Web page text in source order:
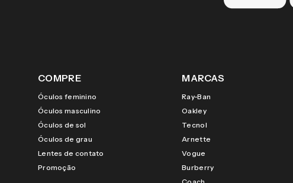
COMPRE
Óculos feminino
Óculos masculino
Óculos de sol
Óculos de grau
Lentes de contato
Promoção
MARCAS
Ray-Ban
Oakley
Tecnol
Arnette
Vogue
Burberry